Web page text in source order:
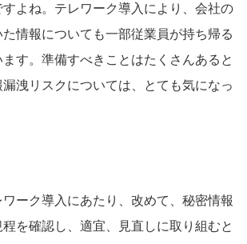
よね。テレワーク導入により、会社の
情報についても一部従業員が持ち帰る
す。準備すべきことはたくさんあると
洩リスクについては、とても気になっ
ーク導入にあたり、改めて、秘密情報
を確認し、適宜、見直しに取り組むと